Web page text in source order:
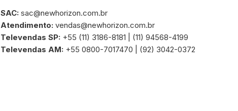
SAC: sac@newhorizon.com.br
Atendimento: vendas@newhorizon.com.br
Televendas SP: +55 (11) 3186-8181 | (11) 94568-4199
Televendas AM: +55 0800-7017470 | (92) 3042-0372